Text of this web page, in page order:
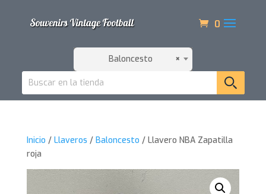
0
×
Baloncesto
Inicio / Llaveros / Baloncesto / Llavero NBA Zapatilla
roja